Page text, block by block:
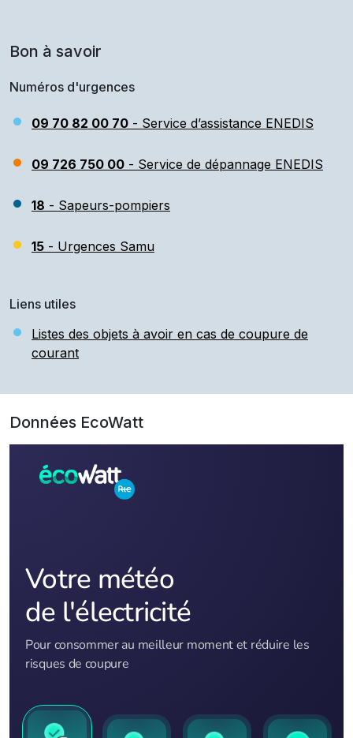
Bon à savoir
Numéros d'urgences
09 70 82 00 70 - Service d’assistance ENEDIS
09 726 750 00 - Service de dépannage ENEDIS
18 - Sapeurs-pompiers
15 - Urgences Samu
Liens utiles
Listes des objets à avoir en cas de coupure de
courant
Données EcoWatt